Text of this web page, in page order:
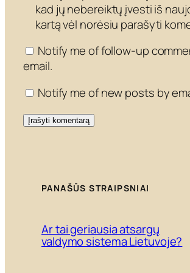
kad jų nebereiktų įvesti iš
kartą vėl norėsiu parašyti
Notify me of follow-up
email.
Notify me of new posts by
PANAŠŪS STRAIPSNIAI
Ar tai geriausia atsargų
valdymo sistema Lietuvoje?